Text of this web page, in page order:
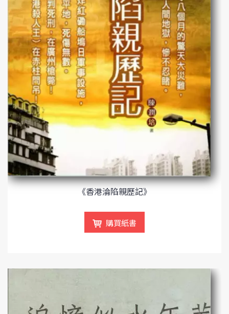
《香港淪陷親歷記》
購買紙書